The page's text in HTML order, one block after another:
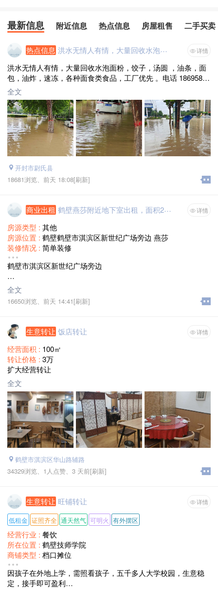
最新信息 附近信息 热点信息 房屋租售 二手买卖
热点信息 洪水无情人有情，大量回收水泡面粉，饺子，汤圆 ，油条，面包，油炸，速冻，各种面食类食品，工厂优先 。电话 18695896966 详情
洪水无情人有情，大量回收水泡面粉，饺子，汤圆 ，油条，面
包，油炸，速冻，各种面食类食品，工厂优先 。电话 18695896
966
全文
开封市尉氏县
18681浏览、 前天 18:08[刷新]
商业出租 鹤壁燕莎附近地下室出租，面积25平方米 详情
房源类型 : 其他
房源位置 : 鹤壁鹤壁市淇滨区新世纪广场旁边 燕莎
装修情况 : 简单装修
面积 :
租金 :面议
鹤壁市淇滨区新世纪广场旁边
燕莎附近地下室出租，面积25平方米，上水、下水、电齐全，
有衣柜！联系电话13939272520
全文
16650浏览、 前天 14:41[刷新]
生意转让 饭店转让 详情
经营面积 : 100㎡
转让价格 : 3万
扩大经营转让
全文
鹤壁市淇滨区华山路辅路
34329浏览、 1人点赞、 3 天前[刷新]
生意转让 旺铺转让 详情
低租金 证照齐全 通天然气 可明火 有外摆区
经营行业 : 餐饮
所在位置 : 鹤壁技师学院
商铺类型 : 档口摊位
面积 :
租金 :2000
转让费 :面议
因孩子在外地上学，需照看孩子，五千多人大学校园，生意稳
定，接手即可盈利